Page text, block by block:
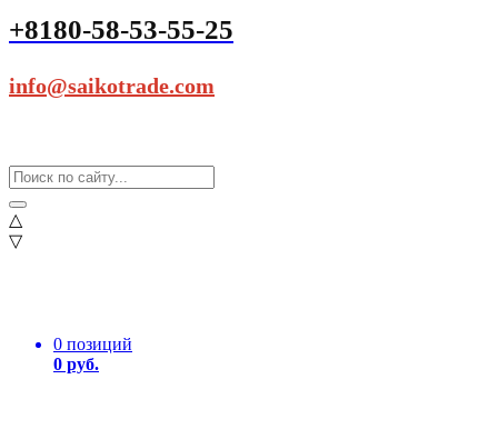
+8180-58-53-55-25
info@saikotrade.com
△
▽
0 позиций
0 руб.